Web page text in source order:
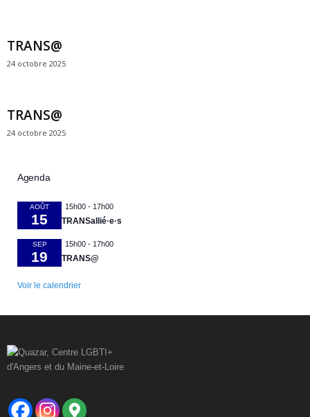
TRANS@
24 octobre 2025
TRANS@
24 octobre 2025
Agenda
AOÛT
15
15h00 - 17h00
TRANSallié·e·s
SEP
19
15h00 - 17h00
TRANS@
Voir le calendrier